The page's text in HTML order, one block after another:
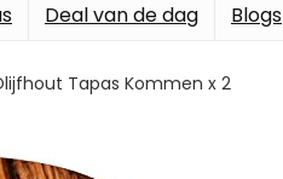
Deal van de dag Blogs
Tapas Kommen x 2